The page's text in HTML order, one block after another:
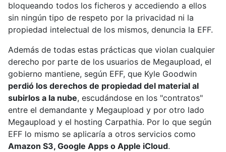
bloqueando todos los ficheros y accediendo a ellos
sin ningún tipo de respeto por la privacidad ni la
propiedad intelectual de los mismos, denuncia la EFF.
Además de todas estas prácticas que violan cualquier
derecho por parte de los usuarios de Megaupload, el
gobierno mantiene, según EFF, que Kyle Goodwin
perdió los derechos de propiedad del material al
subirlos a la nube, escudándose en los "contratos"
entre el demandante y Megaupload y por otro lado
Megaupload y el hosting Carpathia. Por lo que según
EFF lo mismo se aplicaría a otros servicios como
Amazon S3, Google Apps o Apple iCloud.